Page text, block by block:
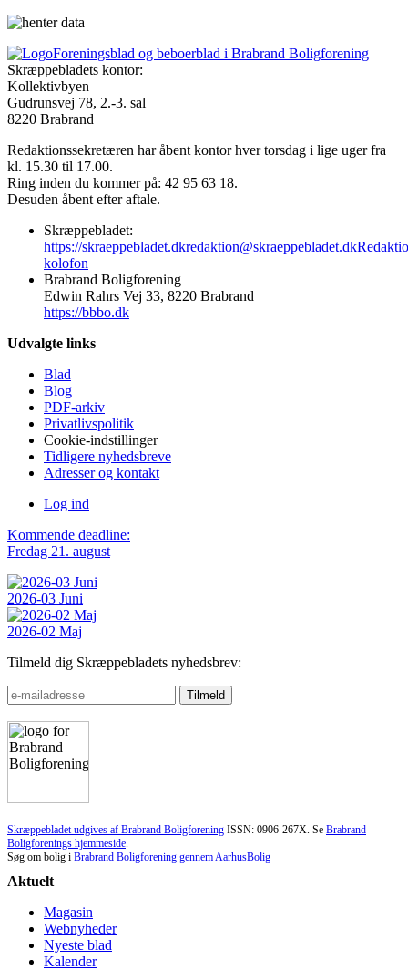
Foreningsblad og beboerblad i Brabrand Boligforening
Skræppebladets kontor:
Kollektivbyen
Gudrunsvej 78, 2.-3. sal
8220 Brabrand
Redaktionssekretæren har åbent kontor hver torsdag i lige uger fra
kl. 15.30 til 17.00.
Ring inden du kommer på: 42 95 63 18.
Desuden åbent efter aftale.
Skræppebladet:
https://skraeppebladet.dkredaktion@skraeppebladet.dk
kolofon
Brabrand Boligforening
Edwin Rahrs Vej 33, 8220 Brabrand
https://bbbo.dk
Udvalgte links
Blad
Blog
PDF-arkiv
Privatlivspolitik
Cookie-indstillinger
Tidligere nyhedsbreve
Adresser og kontakt
Log ind
Kommende deadline:
Fredag 21. august
2026-03 Juni
2026-02 Maj
Tilmeld dig Skræppebladets nyhedsbrev:
Skræppebladet udgives af Brabrand Boligforening ISSN: 0906-267X. Se Brabrand
Boligforenings hjemmeside
Søg om bolig i Brabrand Boligforening gennem AarhusBolig
Aktuelt
Magasin
Webnyheder
Nyeste blad
Kalender